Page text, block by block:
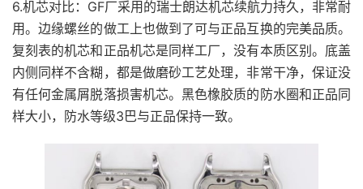
6.机芯对比：GF厂采用的瑞士朗达机芯续航力持久，非常耐
用。边缘螺丝的做工上也做到了可与正品互换的完美品质。
复刻表的机芯和正品机芯是同样工厂，没有本质区别。底盖
内侧同样不含糊，都是做磨砂工艺处理，非常干净，保证没
有任何金属屑脱落损害机芯。黑色橡胶质的防水圈和正品同
样大小，防水等级3巴与正品保持一致。